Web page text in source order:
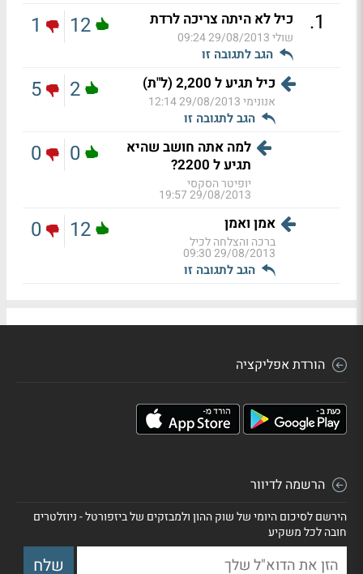
1
. כיל לא היתה צריכה לרדת
שולי29/08/2013 09:24
הגב לתגובה זו
12
1
כיל תגיע ל 2,200 (ל"ת)
אנונימי29/08/2013 12:14
הגב לתגובה זו
2
5
למה אתה חושב שהיא
תגיע ל 2200?
יופיטר הסקסי
29/08/2013 19:57
0
0
אמן ואמן
ברכה והצלחה לכיל
29/08/2013 09:30
הגב לתגובה זו
12
0
הורדת אפליקציה
הרשמה לדיוור
הירשם לסיכום היומי של שוק ההון ולמבזקים של ביזפורטל - ניוזלטרים
חובה לכל משקיע